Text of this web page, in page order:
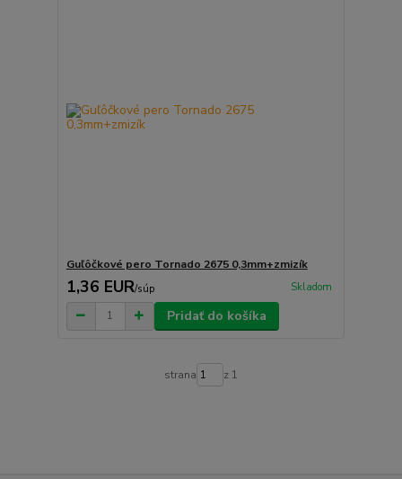
Guľôčkové pero Tornado 2675 0,3mm+zmizík
1,36 EUR/súp Skladom
Pridať do košíka
strana z 1